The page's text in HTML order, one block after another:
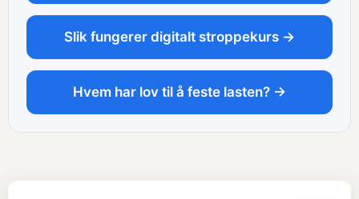
Slik fungerer digitalt stroppekurs →
Hvem har lov til å feste lasten? →